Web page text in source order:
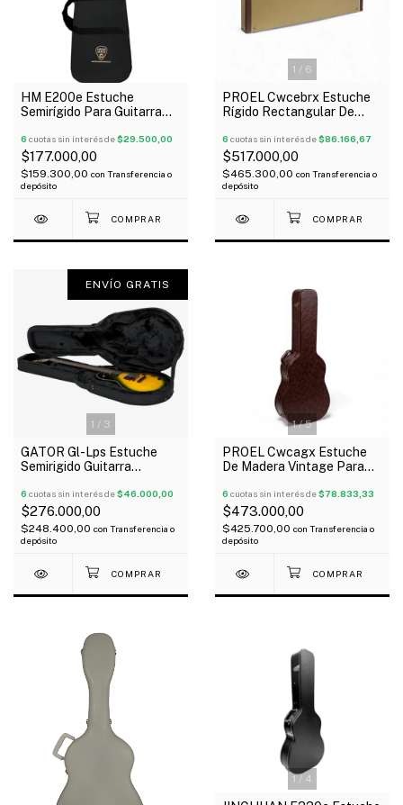
HM E200e Estuche
Semirígido Para Guitarra
6 cuotas sin interés de$29.500,00
$177.000,00
$159.300,00 con Transferencia o
depósito
1 / 6
PROEL Cwcebrx Estuche
Rígido Rectangular De
6 cuotas sin interés de$86.166,67
$517.000,00
$465.300,00 con Transferencia o
depósito
1 / 3
ENVÍO GRATIS
GATOR Gl-Lps Estuche
Semirigido Guitarra
Oferta!
6 cuotas sin interés de$46.000,00
$276.000,00
$248.400,00 con Transferencia o
depósito
1/5
PROEL Cwcagx Estuche
De Madera Vintage Para
6 cuotas sin interés de$78.833,33
$473.000,00
$425.700,00 con Transferencia o
depósito
1 / 4